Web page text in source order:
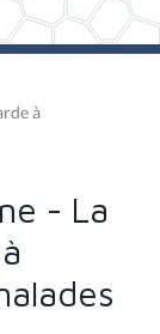
à
- La